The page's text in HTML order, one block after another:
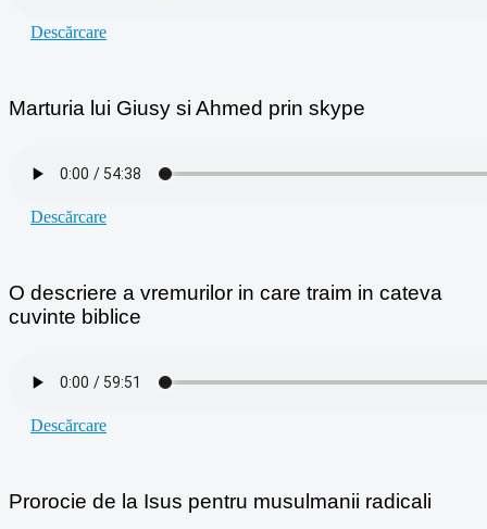
Descărcare
Marturia lui Giusy si Ahmed prin skype
Descărcare
O descriere a vremurilor in care traim in cateva
cuvinte biblice
Descărcare
Prorocie de la Isus pentru musulmanii radicali